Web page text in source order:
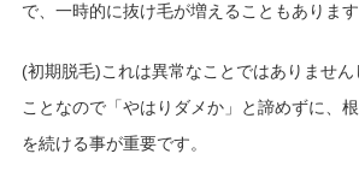
で、一時的に抜け毛が増えることもあります
(初期脱毛)これは異常なことではありませ
ことなので「やはりダメか」と諦めずに、
を続ける事が重要です。